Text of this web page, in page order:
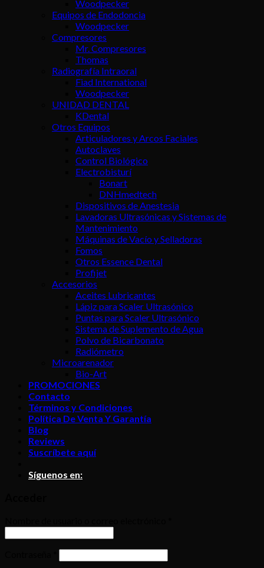
Woodpecker
Equipos de Endodoncia
Woodpecker
Compresores
Mr. Compresores
Thomas
Radiografía Intraoral
Fiad International
Woodpecker
UNIDAD DENTAL
KDental
Otros Equipos
Articuladores y Arcos Faciales
Autoclaves
Control Biológico
Electrobisturí
Bonart
DNHmedtech
Dispositivos de Anestesia
Lavadoras Ultrasónicas y Sistemas de
Mantenimiento
Máquinas de Vacío y Selladoras
Fomos
Otros Essence Dental
Profijet
Accesorios
Aceites Lubricantes
Lápiz para Scaler Ultrasónico
Puntas para Scaler Ultrasónico
Sistema de Suplemento de Agua
Polvo de Bicarbonato
Radiómetro
Microarenador
Bio-Art
PROMOCIONES
Contacto
Términos y Condiciones
Política De Venta Y Garantía
Blog
Reviews
Suscríbete aquí
Síguenos en: